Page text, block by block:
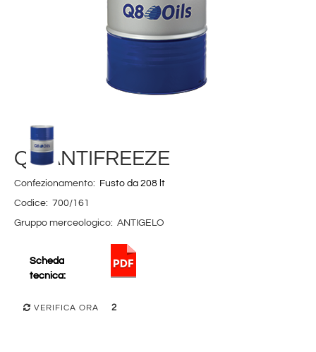
Q8 ANTIFREEZE
Confezionamento:
Fusto da 208 lt
Codice: 700/161
Gruppo merceologico: ANTIGELO
Scheda
tecnica:
VERIFICA ORA 2